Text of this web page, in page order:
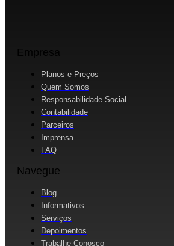
Planos e Preços
Quem Somos
Responsabilidade Social
Contabilidade
Parceiros
Imprensa
FAQ
Navegue
Blog
Informativos
Serviços
Depoimentos
Trabalhe Conosco